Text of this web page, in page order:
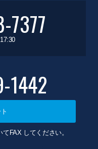
7377
1442
FAX してください。